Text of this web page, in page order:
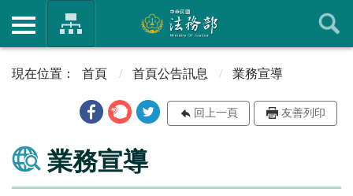
首頁 首頁公告訊息 業務宣導
回上一頁 友善列印
業務宣導